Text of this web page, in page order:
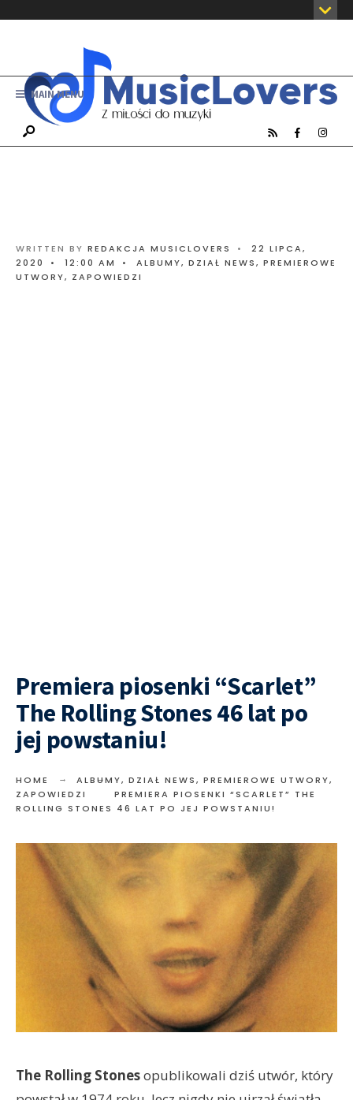
MAIN MENU
WRITTEN BY REDAKCJA MUSICLOVERS •
22 LIPCA,
2020
• 12:00 AM • ALBUMY, DZIAŁ NEWS, PREMIEROWE
UTWORY, ZAPOWIEDZI
Premiera piosenki “Scarlet”
The Rolling Stones 46 lat po
jej powstaniu!
HOME ALBUMY, DZIAŁ NEWS, PREMIEROWE UTWORY,
ZAPOWIEDZI
PREMIERA PIOSENKI “SCARLET” THE
ROLLING STONES 46 LAT PO JEJ POWSTANIU!
The Rolling Stonesopublikowali dziś utwór, który